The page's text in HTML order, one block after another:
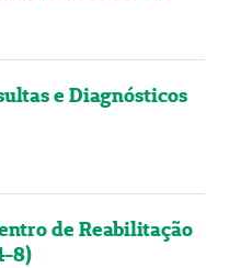
e Diagnósticos
de Reabilitação
8)